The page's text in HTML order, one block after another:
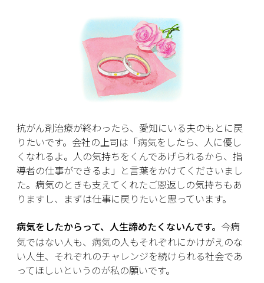
抗がん剤治療が終わったら、愛知にいる夫のもとに戻
りたいです。会社の上司は「病気をしたら、人に優し
くなれるよ。人の気持ちをくんであげられるから、指
導者の仕事ができるよ」と言葉をかけてくださいまし
た。病気のときも支えてくれたご恩返しの気持ちもあ
りますし、まずは仕事に戻りたいと思っています。
病気をしたからって、人生諦めたくないんです。 今病
気ではない人も、病気の人もそれぞれにかけがえのな
い人生、それぞれのチャレンジを続けられる社会であ
ってほしいというのが私の願いです。